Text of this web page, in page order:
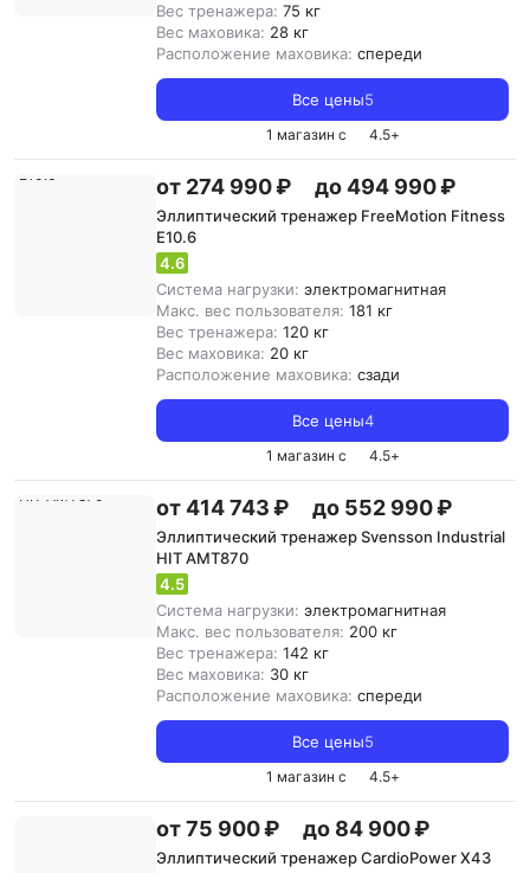
Вес тренажера: 75 кг
Вес маховика: 28 кг
Расположение маховика: спереди
Все цены5
1 магазин с 4.5+
от 274 990 ₽ до 494 990 ₽
Эллиптический тренажер FreeMotion Fitness
E10.6
4.6
Система нагрузки: электромагнитная
Макс. вес пользователя: 181 кг
Вес тренажера: 120 кг
Вес маховика: 20 кг
Расположение маховика: сзади
Все цены4
1 магазин с 4.5+
от 414 743 ₽ до 552 990 ₽
Эллиптический тренажер Svensson Industrial
HIT AMT870
4.5
Система нагрузки: электромагнитная
Макс. вес пользователя: 200 кг
Вес тренажера: 142 кг
Вес маховика: 30 кг
Расположение маховика: спереди
Все цены5
1 магазин с 4.5+
от 75 900 ₽ до 84 900 ₽
Эллиптический тренажер CardioPower X43